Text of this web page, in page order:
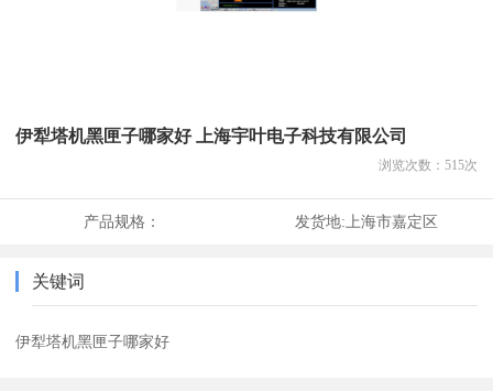
伊犁塔机黑匣子哪家好 上海宇叶电子科技有限公司
浏览次数： 515次
产品规格： 发货地:上海市嘉定区
关键词
伊犁塔机黑匣子哪家好